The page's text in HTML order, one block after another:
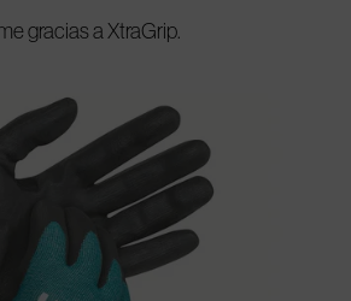
gracias a XtraGrip.